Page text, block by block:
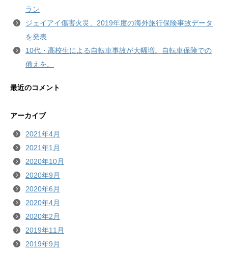
ラン
ジェイアイ傷害火災、2019年度の海外旅行保険事故データ
を発表
10代・高校生による自転車事故が大幅増。自転車保険での
備えを。
最近のコメント
アーカイブ
2021年4月
2021年1月
2020年10月
2020年9月
2020年6月
2020年4月
2020年2月
2019年11月
2019年9月